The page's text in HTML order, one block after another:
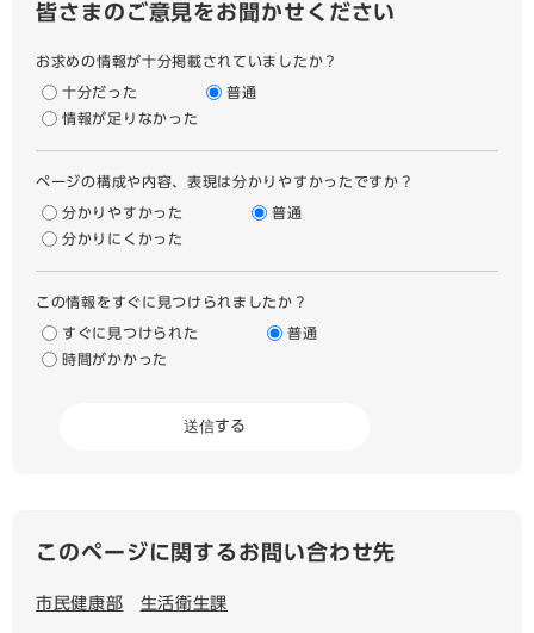
皆さまのご意見をお聞かせください
お求めの情報が十分掲載されていましたか？
十分だった
普通
情報が足りなかった
ページの構成や内容、表現は分かりやすかったですか？
分かりやすかった
普通
分かりにくかった
この情報をすぐに見つけられましたか？
すぐに見つけられた
普通
時間がかかった
このページに関するお問い合わせ先
市民健康部 生活衛生課